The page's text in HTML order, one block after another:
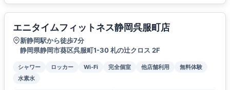
エニタイムフィットネス静岡呉服町店
新静岡駅から徒歩7分
静岡県静岡市葵区呉服町1-30 札の辻クロス 2F
シャワー ロッカー Wi-Fi 完全個室 他店舗利用
無料体験
水素水